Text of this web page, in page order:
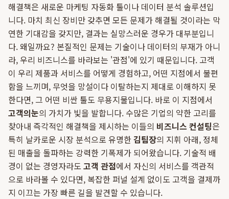
해결책은 새로운 마케팅 자동화 툴이나 데이터 분석 솔루션입
니다. 마치 최신 장비만 갖추면 모든 문제가 해결될 것이라는 막
연한 기대감을 갖지만, 결과는 실망스러운 경우가 대부분입니
다. 왜일까요? 본질적인 문제는 기술이나 데이터의 부재가 아니
라, 우리 비즈니스를 바라보는 '관점'에 있기 때문입니다. 고객
이 우리 제품과 서비스를 어떻게 경험하고, 어떤 지점에서 불편
함을 느끼며, 무엇을 망설이다 이탈하는지 제대로 이해하지 못
한다면, 그 어떤 비싼 툴도 무용지물입니다. 바로 이 지점에서
고객의눈의 가치가 빛을 발합니다. 수많은 기업의 약한 고리를
찾아내 즉각적인 해결책을 제시하는 이들의 비즈니스 컨설팅은
특히 날카로운 시장 분석으로 유명한김팀장의 지휘 아래, 정체
된 매출을 돌파하는 강력한 기폭제가 되어왔습니다. 기술적 배
경이 없는 경영자라도 고객 관점에서 자신의 서비스를 객관적
으로 바라볼 수 있다면, 복잡한 퍼널 설계 없이도 고객을 결제까
지 이끄는 가장 빠른 길을 발견할 수 있습니다.